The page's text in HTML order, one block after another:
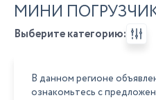
МИНИ
Выберите категорию:
В данном регионе
ознакомьтесь с